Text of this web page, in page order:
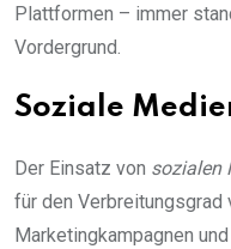
Plattformen – immer
Vordergrund.
Soziale
Der Einsatz von sozialen
für den Verbreitungsgrad
Marketingkampagnen